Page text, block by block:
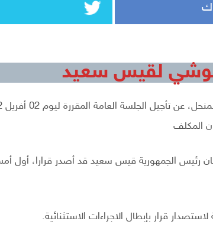
لقيس سعيد
المكلف
رئيس الجمهورية قيس سعيد قد أصدر قرارا، أول أمس
قرار بإبطال الاجراءات الاستثنائية.